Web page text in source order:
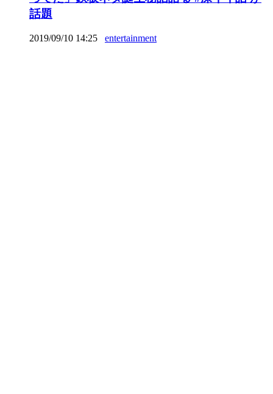
話題
2019/09/10 14:25 entertainment